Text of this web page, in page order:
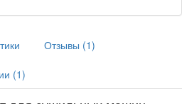
Отзывы (1)
(1)